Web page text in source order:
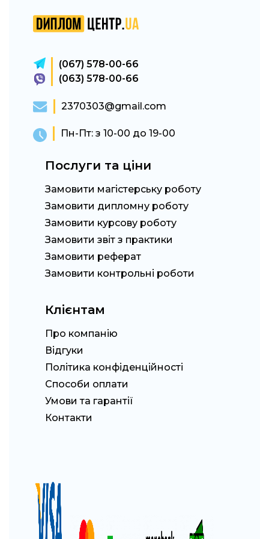
(067) 578-00-66
(063) 578-00-66
2370303@gmail.com
Пн-Пт: з 10-00 до 19-00
Послуги та ціни
Замовити магістерську роботу
Замовити дипломну роботу
Замовити курсову роботу
Замовити звіт з практики
Замовити реферат
Замовити контрольні роботи
Клієнтам
Про компанію
Відгуки
Політика конфіденційності
Способи оплати
Умови та гарантії
Контакти